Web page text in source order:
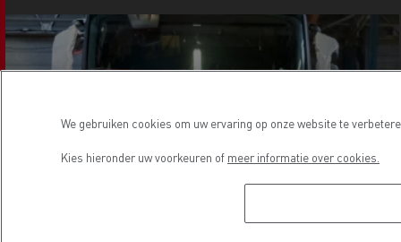
We gebruiken cookies om uw ervaring op onze website te
Kies hieronder uw voorkeuren of meer informatie over cookies.